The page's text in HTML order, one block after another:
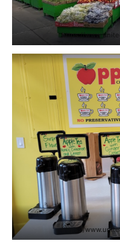
https://
https://